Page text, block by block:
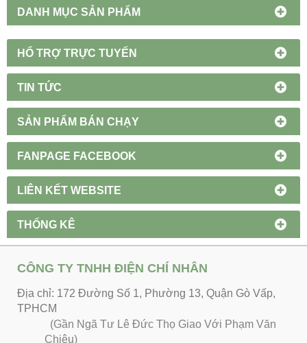
DANH MỤC SẢN PHẨM
HỔ TRỢ TRỰC TUYẾN
TIN TỨC
SẢN PHẨM BÁN CHẠY
FANPAGE FACEBOOK
LIÊN KẾT WEBSITE
THỐNG KÊ
CÔNG TY TNHH ĐIỆN CHÍ NHÂN
Địa chỉ: 172 Đường Số 1, Phường 13, Quận Gò Vấp,
TPHCM
(Gần Ngã Tư Lê Đức Thọ Giao Với Phạm Văn
Chiêu)